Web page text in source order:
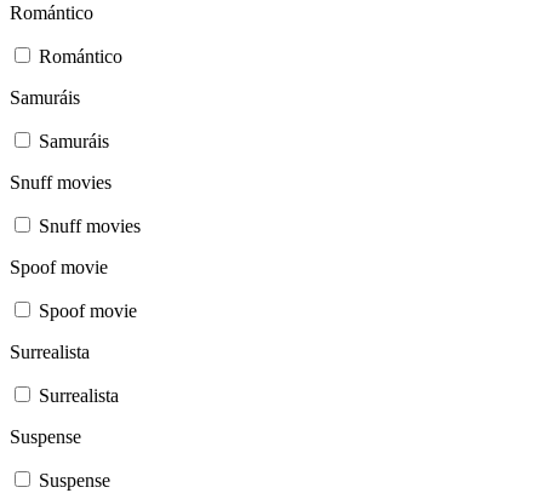
Romántico
Romántico
Samuráis
Samuráis
Snuff movies
Snuff movies
Spoof movie
Spoof movie
Surrealista
Surrealista
Suspense
Suspense